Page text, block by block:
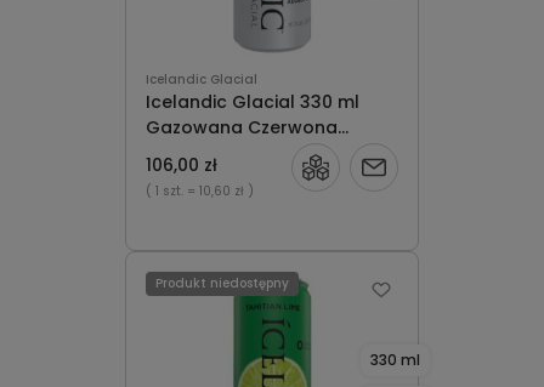
Icelandic Glacial
Icelandic Glacial 330 ml
Gazowana Czerwona
Pomarańcza puszka x10
106,00 zł
( 1 szt. = 10,60 zł )
Powiadom
330 ml
Produkt niedostępny